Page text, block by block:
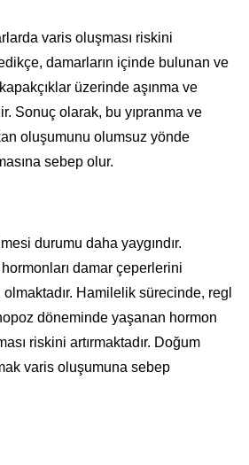
varis oluşması riskini
damarların içinde bulunan ve
üzerinde aşınma ve
Sonuç olarak, bu yıpranma ve
oluşumunu olumsuz yönde
sebep olur.
durumu daha yaygındır.
damar çeperlerini
olmaktadır. Hamilelik sürecinde, regl
döneminde yaşanan hormon
riskini artırmaktadır. Doğum
varis oluşumuna sebep